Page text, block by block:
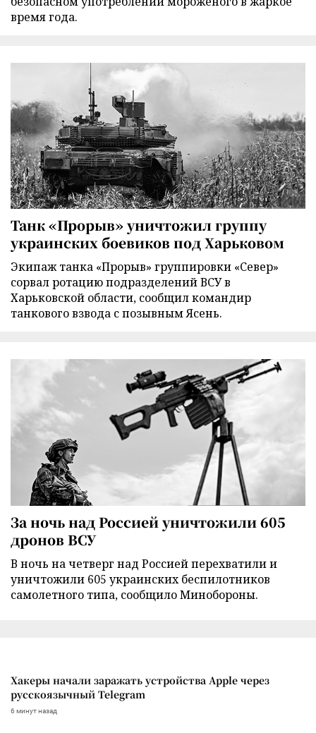
время года.
Танк «Прорыв» уничтожил группу
украинских боевиков под Харьковом
Экипаж танка «Прорыв» группировки «Север»
сорвал ротацию подразделений ВСУ в
Харьковской области, сообщил командир
танкового взвода с позывным Ясень.
За ночь над Россией уничтожили 605
дронов ВСУ
В ночь на четверг над Россией перехватили и
уничтожили 605 украинских беспилотников
самолетного типа, сообщило Минобороны.
Хакеры начали заражать устройства Apple через
русскоязычный Telegram
6 минут назад